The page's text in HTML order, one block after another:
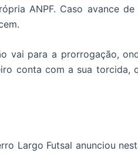
ANPF. Caso avance
para a prorrogação,
conta com a sua
Largo Futsal anunciou